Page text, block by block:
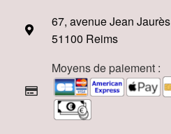
67, avenue Jean Jaurès
51100 Reims
Moyens de paiement :